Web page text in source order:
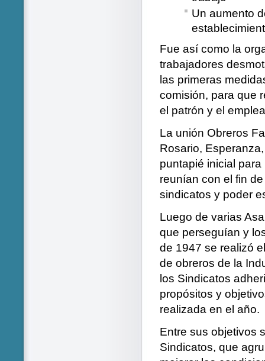
Un aumento
Fue así como la
trabajadores
las primeras
comisión, para que
el patrón y el
La unión Obreros
Rosario,
puntapié inicial
reunían con el fin
sindicatos y poder
Luego de varias
que perseguían y
de 1947 se realizó
de obreros de la
los Sindicatos
propósitos y
realizada en el año.
Entre sus objetivos
Sindicatos, que